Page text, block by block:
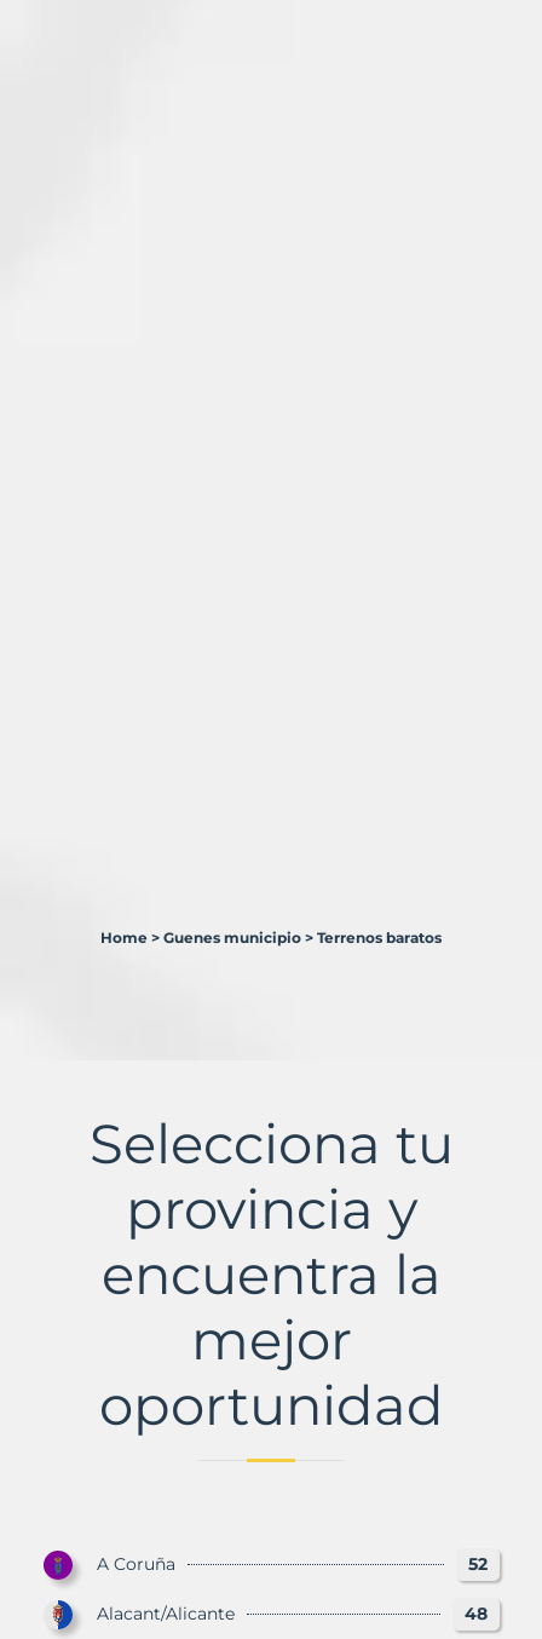
Murbalands
Home > Guenes municipio > Terrenos baratos
Selecciona tu
provincia y
encuentra la
mejor
oportunidad
A Coruña 52
Alacant/Alicante 48